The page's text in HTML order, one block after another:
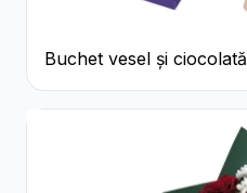
Buchet vesel și ciocolată